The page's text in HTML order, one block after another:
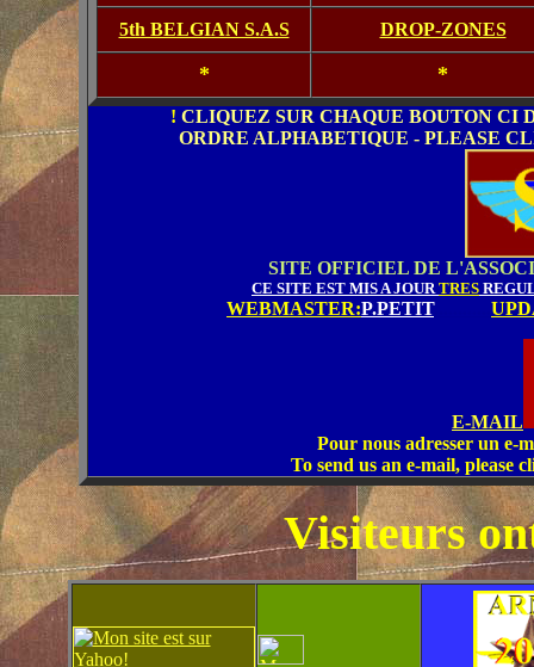
5th BELGIAN S.A.S DROP-ZONES
* *
! CLIQUEZ SUR CHAQUE BOUTON CI
ORDRE ALPHABETIQUE - PLEASE
SITE OFFICIEL DE
CE SITE EST MIS A JOURTRES
WEBMASTER:P.PETIT............
E-MAIL
Pour nous adresser un e-
To send us an e-mail, please
Visiteurs